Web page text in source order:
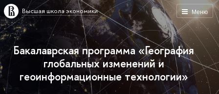
Меню
Высшая школа экономики
Бакалаврская программа «География
глобальных изменений и
геоинформационные технологии»